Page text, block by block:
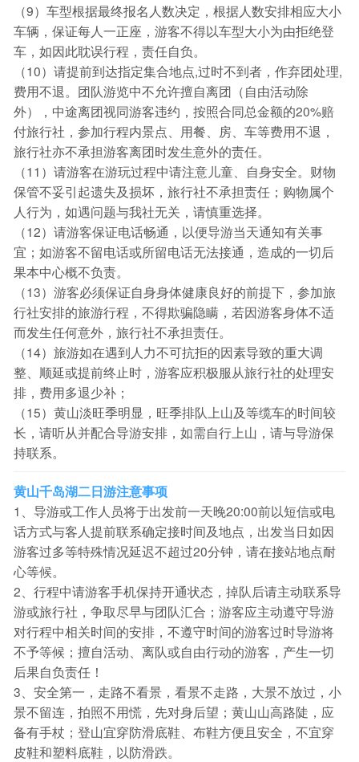
（9）车型根据最终报名人数决定，根据人数安排相应大小
车辆，保证每人一正座，游客不得以车型大小为由拒绝登
车，如因此耽误行程，责任自负。
（10）请提前到达指定集合地点,过时不到者，作弃团处理,
费用不退。团队游览中不允许擅自离团（自由活动除
外），中途离团视同游客违约，按照合同总金额的20%赔
付旅行社，参加行程内景点、用餐、房、车等费用不退，
旅行社亦不承担游客离团时发生意外的责任。
（11）请游客在游玩过程中请注意儿童、自身安全。财物
保管不妥引起遗失及损坏，旅行社不承担责任；购物属个
人行为，如遇问题与我社无关，请慎重选择。
（12）请游客保证电话畅通，以便导游当天通知有关事
宜；如游客不留电话或所留电话无法接通，造成的一切后
果本中心概不负责。
（13）游客必须保证自身身体健康良好的前提下，参加旅
行社安排的旅游行程，不得欺骗隐瞒，若因游客身体不适
而发生任何意外，旅行社不承担责任。
（14）旅游如在遇到人力不可抗拒的因素导致的重大调
整、顺延或提前终止时，游客应积极服从旅行社的处理安
排，费用多退少补；
（15）黄山淡旺季明显，旺季排队上山及等缆车的时间较
长，请听从并配合导游安排，如需自行上山，请与导游保
持联系。
黄山千岛湖二日游注意事项
1、导游或工作人员将于出发前一天晚20:00前以短信或电
话方式与客人提前联系确定接时间及地点，出发当日如因
游客过多等特殊情况延迟不超过20分钟，请在接站地点耐
心等候。
2、行程中请游客手机保持开通状态，掉队后请主动联系导
游或旅行社，争取尽早与团队汇合；游客应主动遵守导游
对行程中相关时间的安排，不遵守时间的游客过时导游将
不予等候；擅自活动、离队或自由行动的游客，产生一切
后果自负责任！
3、安全第一，走路不看景，看景不走路，大景不放过，小
景不留连，拍照不用慌，先对身后望；黄山山高路陡，应
备有手杖；登山宜穿防滑底鞋、布鞋方便且安全，不宜穿
皮鞋和塑料底鞋，以防滑跌。